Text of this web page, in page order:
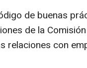
de buenas
de la
relaciones con